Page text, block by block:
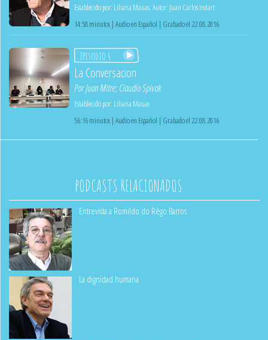
Establecido por: Liliana Mauas;Autor: Juan Carlos Indart
14:58 minutos | Audio en Español | Grabado el 22.08.2016
Episodio 4
La Conversacion
PorJuan Mitre;Claudio Spivak
Establecido por: Liliana Mauas
56:16 minutos | Audio en Español | Grabado el 22.08.2016
PODCASTS RELACIONADOS
Entrevista a Romildo do Règo Barros
La dignidad humana